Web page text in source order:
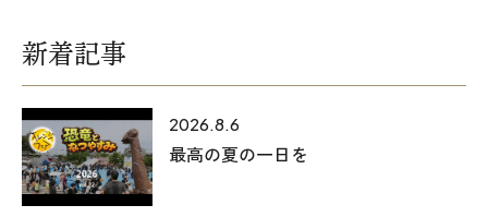
新着記事
2026.8.6
最高の夏の一日を